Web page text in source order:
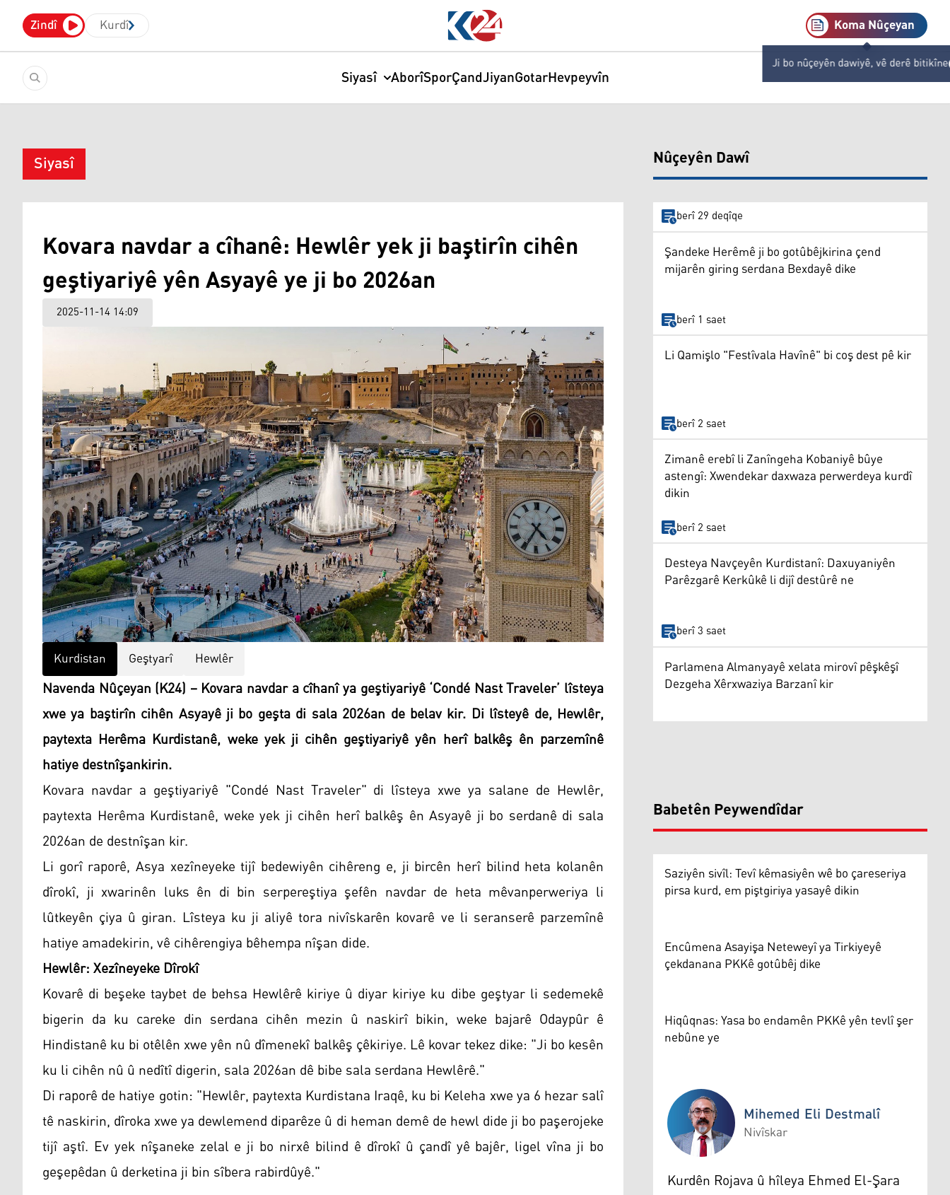
Zindî Kurdî Koma Nûçeyan
Ji bo nûçeyên dawiyê, vê derê bitikîne
Siyasî AborîSporÇandJiyanGotarHevpeyvîn
Siyasî
Kovara navdar a cîhanê: Hewlêr yek ji baştirîn cihên
geştiyariyê yên Asyayê ye ji bo 2026an
2025-11-14 14:09
Kurdistan Geştyarî Hewlêr
Navenda Nûçeyan (K24) – Kovara navdar a cîhanî ya geştiyariyê ‘Condé Nast Traveler’ lîsteya
xwe ya baştirîn cihên Asyayê ji bo geşta di sala 2026an de belav kir. Di lîsteyê de, Hewlêr,
paytexta Herêma Kurdistanê, weke yek ji cihên geştiyariyê yên herî balkêş ên parzemînê
hatiye destnîşankirin.
Kovara navdar a geştiyariyê "Condé Nast Traveler" di lîsteya xwe ya salane de Hewlêr,
paytexta Herêma Kurdistanê, weke yek ji cihên herî balkêş ên Asyayê ji bo serdanê di sala
2026an de destnîşan kir.
Li gorî raporê, Asya xezîneyeke tijî bedewiyên cihêreng e, ji bircên herî bilind heta kolanên
dîrokî, ji xwarinên luks ên di bin serpereştiya şefên navdar de heta mêvanperweriya li
lûtkeyên çiya û giran. Lîsteya ku ji aliyê tora nivîskarên kovarê ve li seranserê parzemînê
hatiye amadekirin, vê cihêrengiya bêhempa nîşan dide.
Hewlêr: Xezîneyeke Dîrokî
Kovarê di beşeke taybet de behsa Hewlêrê kiriye û diyar kiriye ku dibe geştyar li sedemekê
bigerin da ku careke din serdana cihên mezin û naskirî bikin, weke bajarê Odaypûr ê
Hindistanê ku bi otêlên xwe yên nû dîmenekî balkêş çêkiriye. Lê kovar tekez dike: "Ji bo kesên
ku li cihên nû û nedîtî digerin, sala 2026an dê bibe sala serdana Hewlêrê."
Di raporê de hatiye gotin: "Hewlêr, paytexta Kurdistana Iraqê, ku bi Keleha xwe ya 6 hezar salî
tê naskirin, dîroka xwe ya dewlemend diparêze û di heman demê de hewl dide ji bo paşerojeke
tijî aştî. Ev yek nîşaneke zelal e ji bo nirxê bilind ê dîrokî û çandî yê bajêr, ligel vîna ji bo
geşepêdan û derketina ji bin sîbera rabirdûyê."
Nûçeyên Dawî
berî 29 deqîqe
Şandeke Herêmê ji bo gotûbêjkirina çend
mijarên giring serdana Bexdayê dike
berî 1 saet
Li Qamişlo "Festîvala Havînê" bi coş dest pê kir
berî 2 saet
Zimanê erebî li Zanîngeha Kobaniyê bûye
astengî: Xwendekar daxwaza perwerdeya kurdî
dikin
berî 2 saet
Desteya Navçeyên Kurdistanî: Daxuyaniyên
Parêzgarê Kerkûkê li dijî destûrê ne
berî 3 saet
Parlamena Almanyayê xelata mirovî pêşkêşî
Dezgeha Xêrxwaziya Barzanî kir
Babetên Peywendîdar
Saziyên sivîl: Tevî kêmasiyên wê bo çareseriya
pirsa kurd, em piştgiriya yasayê dikin
Encûmena Asayişa Neteweyî ya Tirkiyeyê
çekdanana PKKê gotûbêj dike
Hiqûqnas: Yasa bo endamên PKKê yên tevlî şer
nebûne ye
Mihemed Eli Destmalî
Mihemed Eli Destmalî
Nivîskar
Kurdên Rojava û hîleya Ehmed El-Şara